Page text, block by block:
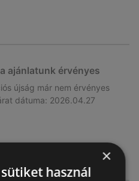
ajánlatunk érvényes
újság már nem érvényes
dátuma: 2026.04.27
×
használ